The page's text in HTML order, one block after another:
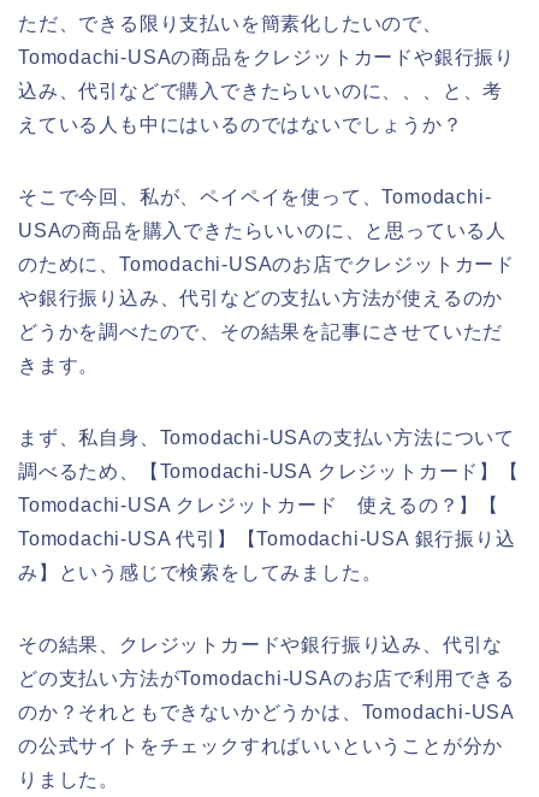
ただ、できる限り支払いを簡素化したいので、
Tomodachi-USAの商品をクレジットカードや銀行振り
込み、代引などで購入できたらいいのに、、、と、考
えている人も中にはいるのではないでしょうか？
そこで今回、私が、ペイペイを使って、Tomodachi-
USAの商品を購入できたらいいのに、と思っている人
のために、Tomodachi-USAのお店でクレジットカード
や銀行振り込み、代引などの支払い方法が使えるのか
どうかを調べたので、その結果を記事にさせていただ
きます。
まず、私自身、Tomodachi-USAの支払い方法について
調べるため、【Tomodachi-USA クレジットカード】【
Tomodachi-USA クレジットカード 使えるの？】【
Tomodachi-USA 代引】【Tomodachi-USA 銀行振り込
み】という感じで検索をしてみました。
その結果、クレジットカードや銀行振り込み、代引な
どの支払い方法がTomodachi-USAのお店で利用できる
のか？それともできないかどうかは、Tomodachi-USA
の公式サイトをチェックすればいいということが分か
りました。